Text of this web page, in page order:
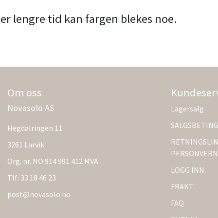
lengre tid kan fargen blekes noe.
Om oss
Novasolo AS
Hegdalringen 11
3261 Larvik
Org. nr. NO 914 991 412 MVA
Tlf: 33 18 46 23
post@novasolo.no
Lagersalg
PERSONVERN
LOGG INN
FRAKT
FAQ